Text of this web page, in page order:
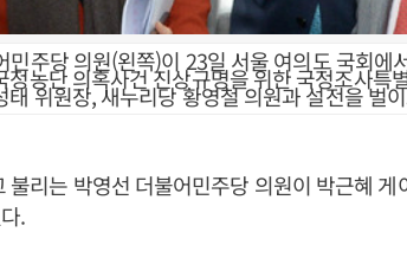
주당 의원(왼쪽)이 23일 서울 여의도 국회에
정농단 의혹사건 진상규명을 위한 국정조사특
태 위원장, 새누리당 황영철 의원과 설전을 벌
리는 박영선 더불어민주당 의원이 박근혜 게
.